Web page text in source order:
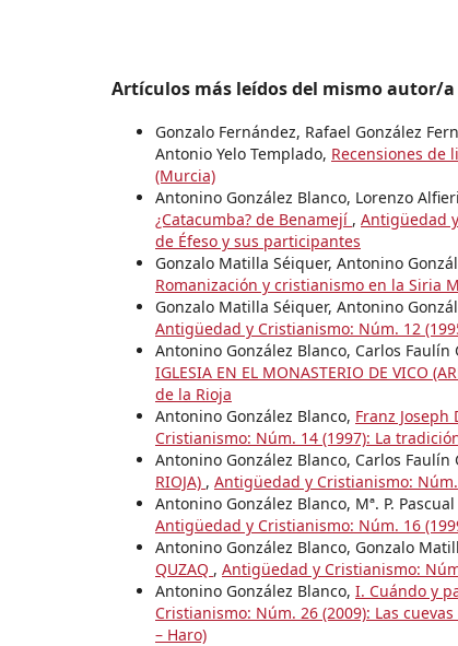
Artículos más leídos del mismo autor/a
Gonzalo Fernández, Rafael González
Antonio Yelo Templado, Recensiones de
(Murcia)
Antonino González Blanco, Lorenzo
¿Catacumba? de Benamejí , Antigüedad
de Éfeso y sus participantes
Gonzalo Matilla Séiquer, Antonino
Romanización y cristianismo en la Siria
Gonzalo Matilla Séiquer, Antonino
Antigüedad y Cristianismo: Núm. 12
Antonino González Blanco, Carlos Faulín
IGLESIA EN EL MONASTERIO DE VICO
de la Rioja
Antonino González Blanco, Franz
Cristianismo: Núm. 14 (1997): La
Antonino González Blanco, Carlos Faulín
RIOJA) , Antigüedad y Cristianismo:
Antonino González Blanco, Mª. P.
Antigüedad y Cristianismo: Núm. 16
Antonino González Blanco, Gonzalo
QUZAQ , Antigüedad y Cristianismo:
Antonino González Blanco, I. Cuándo y
Cristianismo: Núm. 26 (2009): Las
– Haro)